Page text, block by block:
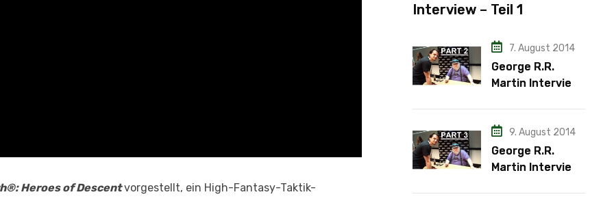
Heroes of Descentvorgestellt, ein High-Fantasy-Taktik-
Interview – Teil 1
7. August 2014
George R.R.
Martin Interview
9. August 2014
George R.R.
Martin Interview